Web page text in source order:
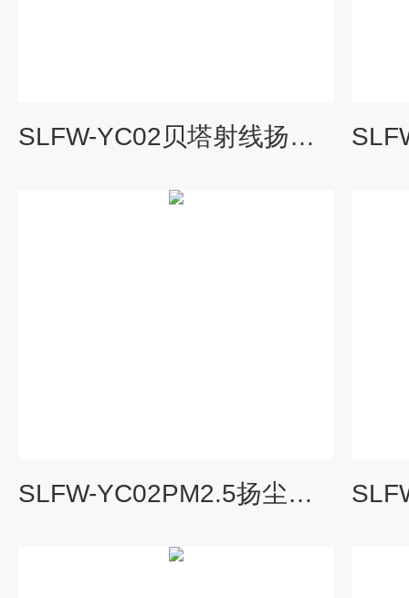
SLFW-YC02贝塔射线扬尘在线监测仪
SLFW-YC02PM2.5扬尘在线监测管理系统